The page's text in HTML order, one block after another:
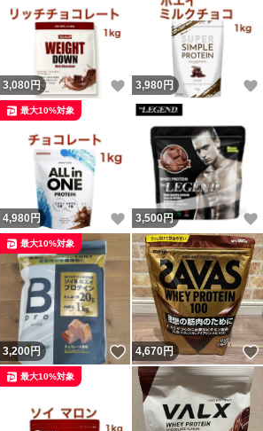
いいね！
3,080 円 いいね！
3,980 円
いいね！
4,980 円 いいね！
最大10%対象
3,500円
いいね！
3,200円 いいね！
最大10%対象
4,670円
最大10%対象